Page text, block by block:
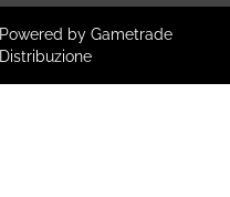
Powered by Gametrade
Distribuzione